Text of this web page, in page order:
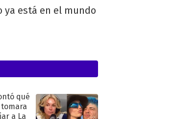
ya está en el mundo
qué
tomara
a La